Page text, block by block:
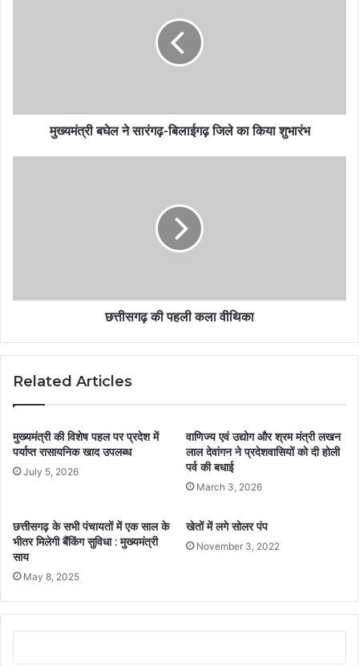
मुख्यमंत्री बघेल ने सारंगढ़-बिलाईगढ़ जिले का किया शुभारंभ
छत्तीसगढ़ की पहली कला वीथिका
Related Articles
मुख्यमंत्री की विशेष पहल पर प्रदेश में
पर्याप्त रासायनिक खाद उपलब्ध
July 5, 2026
वाणिज्य एवं उद्योग और श्रम मंत्री लखन
लाल देवांगन ने प्रदेशवासियों को दी होली
पर्व की बधाई
March 3, 2026
छत्तीसगढ़ के सभी पंचायतों में एक साल के
भीतर मिलेगी बैंकिंग सुविधा : मुख्यमंत्री
साय
May 8, 2025
खेतों में लगे सोलर पंप
November 3, 2022